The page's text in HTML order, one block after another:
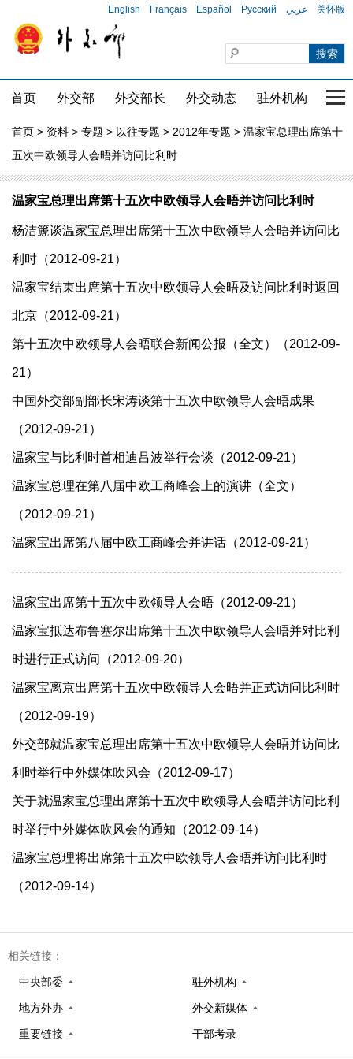
English Français Español Русский عربي 关怀版
首页 外交部 外交部长 外交动态 驻外机构 国
首页 > 资料 > 专题 > 以往专题 > 2012年专题 > 温家宝总理出席第十
五次中欧领导人会晤并访问比利时
温家宝总理出席第十五次中欧领导人会晤并访问比利时
杨洁篪谈温家宝总理出席第十五次中欧领导人会晤并访问比
利时（2012-09-21）
温家宝结束出席第十五次中欧领导人会晤及访问比利时返回
北京（2012-09-21）
第十五次中欧领导人会晤联合新闻公报（全文）（2012-09-
21）
中国外交部副部长宋涛谈第十五次中欧领导人会晤成果
（2012-09-21）
温家宝与比利时首相迪吕波举行会谈（2012-09-21）
温家宝总理在第八届中欧工商峰会上的演讲（全文）
（2012-09-21）
温家宝出席第八届中欧工商峰会并讲话（2012-09-21）
温家宝出席第十五次中欧领导人会晤（2012-09-21）
温家宝抵达布鲁塞尔出席第十五次中欧领导人会晤并对比利
时进行正式访问（2012-09-20）
温家宝离京出席第十五次中欧领导人会晤并正式访问比利时
（2012-09-19）
外交部就温家宝总理出席第十五次中欧领导人会晤并访问比
利时举行中外媒体吹风会（2012-09-17）
关于就温家宝总理出席第十五次中欧领导人会晤并访问比利
时举行中外媒体吹风会的通知（2012-09-14）
温家宝总理将出席第十五次中欧领导人会晤并访问比利时
（2012-09-14）
相关链接：
中央部委 驻外机构
地方外办 外交新媒体
重要链接 干部考录